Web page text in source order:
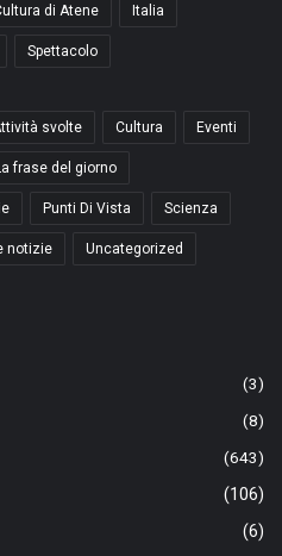
di Atene Italia
Spettacolo
svolte Cultura Eventi
frase del giorno
Punti Di Vista Scienza
notizie Uncategorized
(3)
(8)
(643)
(106)
(6)